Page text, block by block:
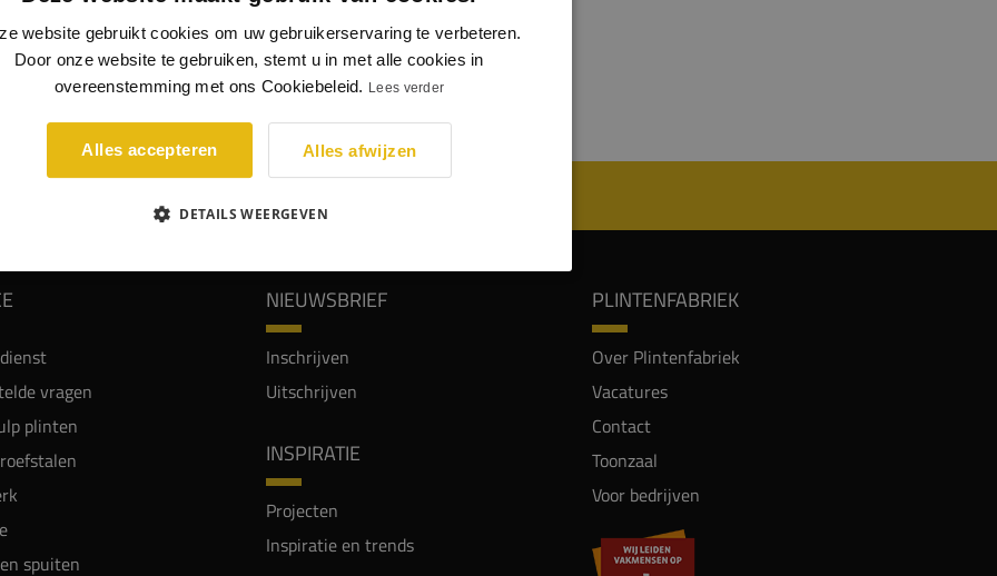
uit rondstaal Ø 8 mm, voorzien van ergonomisch gevormde
handgreep met ophanggat.
geschikt voor de rolbreedtemaat 18 cm. Handgreep passend op
verlengstokken.
vragen
plinten
spuiten
NIEUWSBRIEF
Inschrijven
Uitschrijven
INSPIRATIE
Projecten
Inspiratie en trends
PLINTENFABRIEK
Over Plintenfabriek
Vacatures
Contact
Toonzaal
Voor bedrijven
website gebruikt cookies om uw gebruikerservaring te verbeteren.
Door onze website te gebruiken, stemt u in met alle cookies in
overeenstemming met ons Cookiebeleid. Lees verder
Alles accepteren Alles afwijzen
DETAILS WEERGEVEN